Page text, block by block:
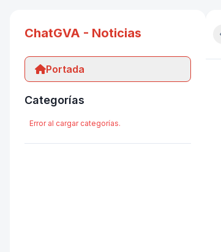
ChatGVA - Noticias
Portada
Categorías
Error al cargar categorías.